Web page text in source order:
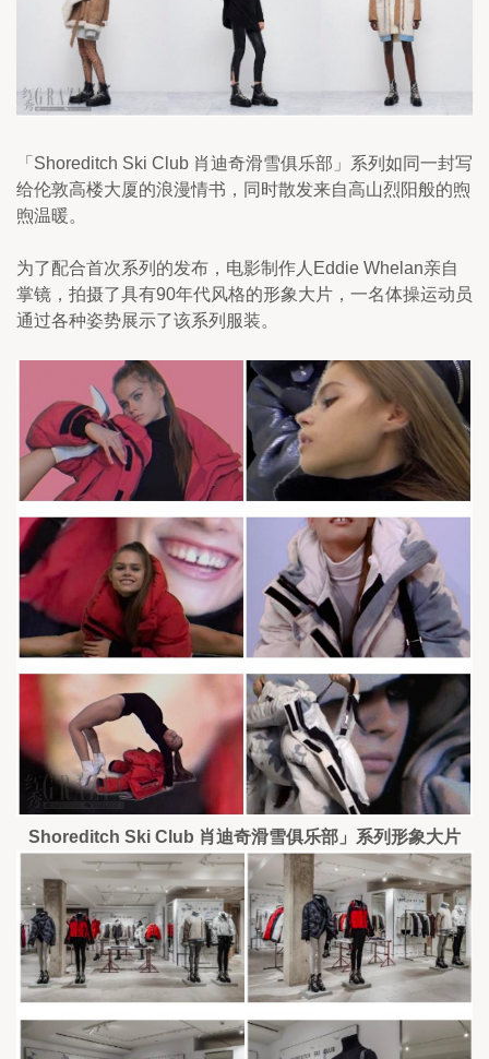
「Shoreditch Ski Club 肖迪奇滑雪俱乐部」系列如同一封写
给伦敦高楼大厦的浪漫情书，同时散发来自高山烈阳般的煦
煦温暖。
为了配合首次系列的发布，电影制作人Eddie Whelan亲自
掌镜，拍摄了具有90年代风格的形象大片，一名体操运动员
通过各种姿势展示了该系列服装。
Shoreditch Ski Club 肖迪奇滑雪俱乐部」系列形象大片